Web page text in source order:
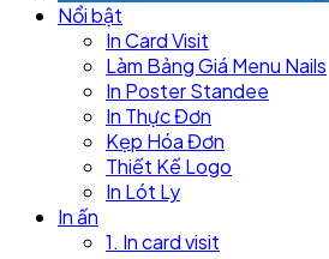
Nổi bật
In Card Visit
Làm Bảng Giá Menu Nails
In Poster Standee
In Thực Đơn
Kẹp Hóa Đơn
Thiết Kế Logo
In Lót Ly
In ấn
1. In card visit